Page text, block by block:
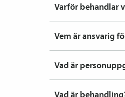
Varför behandlar
Vem är ansvarig
Vad är
Vad är